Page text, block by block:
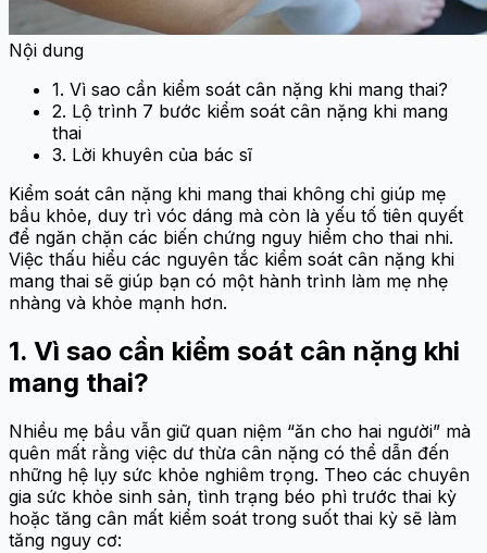
Nội dung
1. Vì sao cần kiểm soát cân nặng khi mang thai?
2. Lộ trình 7 bước kiểm soát cân nặng khi mang
thai
3. Lời khuyên của bác sĩ
Kiểm soát cân nặng khi mang thai không chỉ giúp mẹ
bầu khỏe, duy trì vóc dáng mà còn là yếu tố tiên quyết
để ngăn chặn các biến chứng nguy hiểm cho thai nhi.
Việc thấu hiểu các nguyên tắc kiểm soát cân nặng khi
mang thai sẽ giúp bạn có một hành trình làm mẹ nhẹ
nhàng và khỏe mạnh hơn.
1. Vì sao cần kiểm soát cân nặng khi
mang thai?
Nhiều mẹ bầu vẫn giữ quan niệm “ăn cho hai người” mà
quên mất rằng việc dư thừa cân nặng có thể dẫn đến
những hệ lụy sức khỏe nghiêm trọng. Theo các chuyên
gia sức khỏe sinh sản, tình trạng béo phì trước thai kỳ
hoặc tăng cân mất kiểm soát trong suốt thai kỳ sẽ làm
tăng nguy cơ: